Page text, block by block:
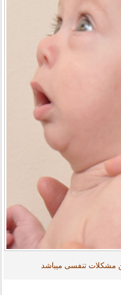
مشکلات تنفسی میباشد